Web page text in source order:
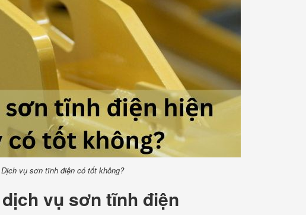
Dịch vụ sơn tĩnh điện có tốt không?
vụ sơn tĩnh điện